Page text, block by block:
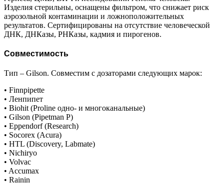
Изделия стерильны, оснащены фильтром, что снижает риск
аэрозольной контаминации и ложноположительных
результатов. Сертифицированы на отсутствие человеческой
ДНК, ДНКазы, РНКазы, кадмия и пирогенов.
Совместимость
Тип – Gilson. Совместим с дозаторами следующих марок:
• Finnpipette
• Ленпипет
• Biohit (Proline одно- и многоканальные)
• Gilson (Pipetman P)
• Eppendorf (Research)
• Socorex (Acura)
• HTL (Discovery, Labmate)
• Nichiryo
• Volvac
• Accumax
• Rainin